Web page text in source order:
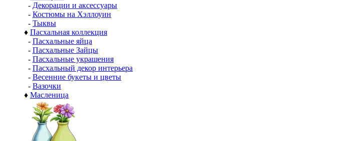
- Декорации и аксессуары
- Костюмы на Хэллоуин
- Тыквы
♦ Пасхальная коллекция
- Пасхальные яйца
- Пасхальные Зайцы
- Пасхальные украшения
- Пасхальный декор интерьера
- Весенние букеты и цветы
- Вазочки
♦ Масленица